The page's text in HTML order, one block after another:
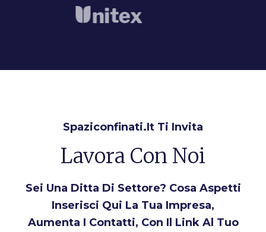
Spaziconfinati.it Ti Invita
Lavora Con Noi
Sei Una Ditta Di Settore? Cosa Aspetti
Inserisci Qui La Tua Impresa,
Aumenta I Contatti, Con Il Link Al Tuo